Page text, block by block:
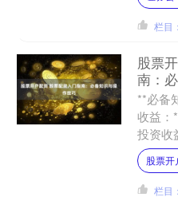
来实现
栏目
股票
南：
**必备
收益：
投资收
是股票
资本....
股票开
栏目